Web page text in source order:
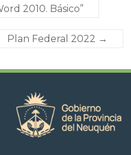
2010. Básico”
Plan Federal 2022 →